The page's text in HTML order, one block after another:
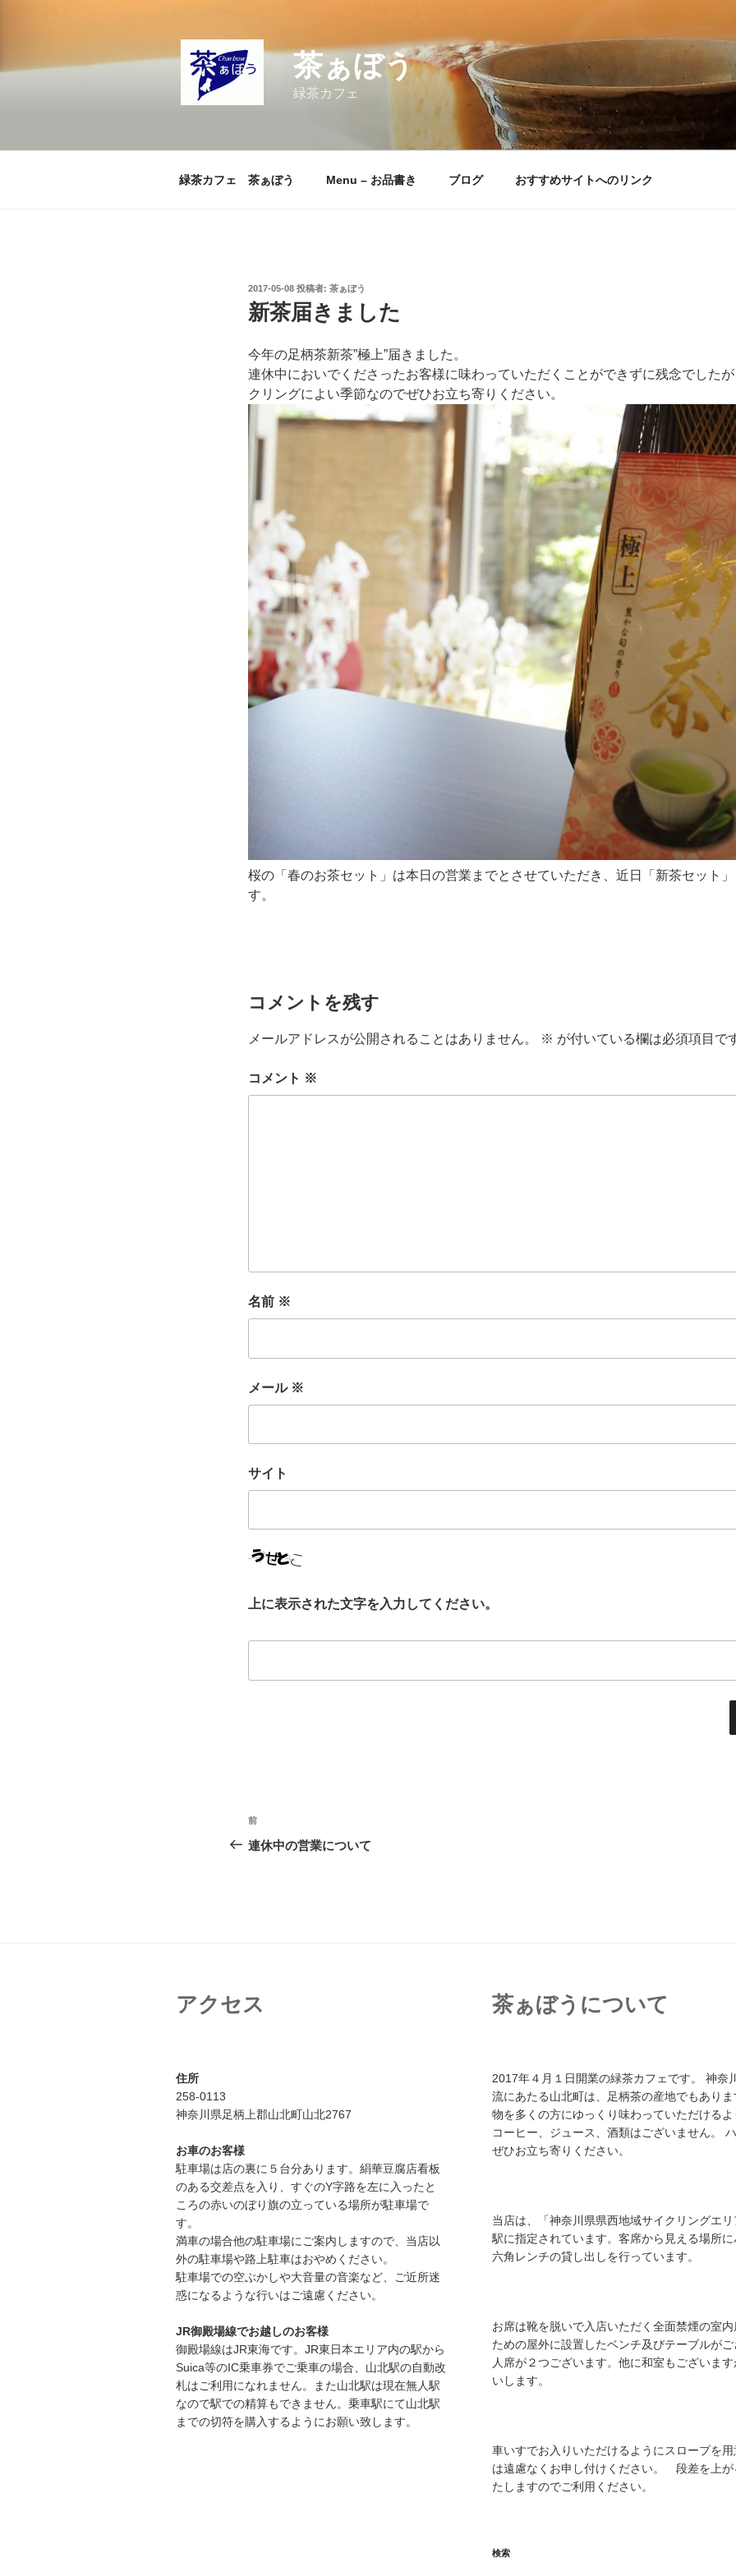
ン
茶ぁぼう
緑茶カフェ
緑茶カフェ 茶ぁぼう Menu – お品書き ブログ おすすめサイトへのリンク
投
稿
日:
2017-05-08 投稿者: 茶ぁぼう
新茶届きました
今年の足柄茶新茶”極上”届きました。
連休中においでくださったお客様に味わっていただくことができずに残念でした
クリングによい季節なのでぜひお立ち寄りください。
桜の「春のお茶セット」は本日の営業までとさせていただき、近日「新茶セット
す。
コメントを残す
メールアドレスが公開されることはありません。 ※ が付いている欄は必須項目で
コメント ※
名前 ※
メール ※
サイト
上に表示された文字を入力してください。
投
稿
シ
前
の
前
連休中の営業について
アクセス
住所
258-0113
神奈川県足柄上郡山北町山北2767
お車のお客様
駐車場は店の裏に５台分あります。絹華豆腐店看板
のある交差点を入り、すぐのY字路を左に入ったと
ころの赤いのぼり旗の立っている場所が駐車場で
す。
満車の場合他の駐車場にご案内しますので、当店以
外の駐車場や路上駐車はおやめください。
駐車場での空ぶかしや大音量の音楽など、ご近所迷
惑になるような行いはご遠慮ください。
JR御殿場線でお越しのお客様
御殿場線はJR東海です。JR東日本エリア内の駅から
Suica等のIC乗車券でご乗車の場合、山北駅の自動改
札はご利用になれません。また山北駅は現在無人駅
なので駅での精算もできません。乗車駅にて山北駅
までの切符を購入するようにお願い致します。
茶ぁぼうについて
2017年４月１日開業の緑茶カフェです。 神奈
流にあたる山北町は、足柄茶の産地でもあり
物を多くの方にゆっくり味わっていただける
コーヒー、ジュース、酒類はございません。
ぜひお立ち寄りください。
当店は、「神奈川県県西地域サイクリングエ
駅に指定されています。客席から見える場所
六角レンチの貸し出しを行っています。
お席は靴を脱いで入店いただく全面禁煙の室
ための屋外に設置したベンチ及びテーブルが
人席が２つございます。他に和室もございま
いします。
車いすでお入りいただけるようにスロープを
は遠慮なくお申し付けください。 段差を上
たしますのでご利用ください。
検索